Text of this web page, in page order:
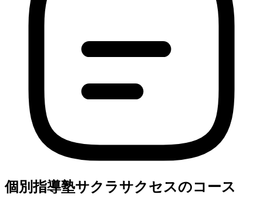
個別指導塾サクラサクセスのコース